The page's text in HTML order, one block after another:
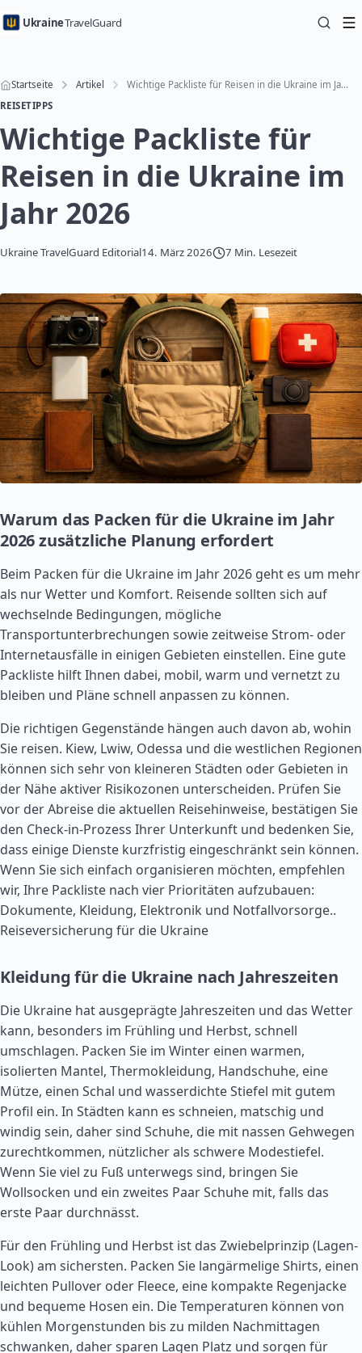
UkraineTravelGuard
Startseite Artikel
Wichtige Packliste für Reisen in die Ukraine im Jahr 2026
REISETIPPS
Wichtige Packliste für
Reisen in die Ukraine im
Jahr 2026
Ukraine TravelGuard Editorial14. März 2026 7 Min. Lesezeit
Warum das Packen für die Ukraine im Jahr
2026 zusätzliche Planung erfordert
Beim Packen für die Ukraine im Jahr 2026 geht es um mehr
als nur Wetter und Komfort. Reisende sollten sich auf
wechselnde Bedingungen, mögliche
Transportunterbrechungen sowie zeitweise Strom- oder
Internetausfälle in einigen Gebieten einstellen. Eine gute
Packliste hilft Ihnen dabei, mobil, warm und vernetzt zu
bleiben und Pläne schnell anpassen zu können.
Die richtigen Gegenstände hängen auch davon ab, wohin
Sie reisen. Kiew, Lwiw, Odessa und die westlichen Regionen
können sich sehr von kleineren Städten oder Gebieten in
der Nähe aktiver Risikozonen unterscheiden. Prüfen Sie
vor der Abreise die aktuellen Reisehinweise, bestätigen Sie
den Check-in-Prozess Ihrer Unterkunft und bedenken Sie,
dass einige Dienste kurzfristig eingeschränkt sein können.
Wenn Sie sich einfach organisieren möchten, empfehlen
wir, Ihre Packliste nach vier Prioritäten aufzubauen:
Dokumente, Kleidung, Elektronik und Notfallvorsorge..
Reiseversicherung für die Ukraine
Kleidung für die Ukraine nach Jahreszeiten
Die Ukraine hat ausgeprägte Jahreszeiten und das Wetter
kann, besonders im Frühling und Herbst, schnell
umschlagen. Packen Sie im Winter einen warmen,
isolierten Mantel, Thermokleidung, Handschuhe, eine
Mütze, einen Schal und wasserdichte Stiefel mit gutem
Profil ein. In Städten kann es schneien, matschig und
windig sein, daher sind Schuhe, die mit nassen Gehwegen
zurechtkommen, nützlicher als schwere Modestiefel.
Wenn Sie viel zu Fuß unterwegs sind, bringen Sie
Wollsocken und ein zweites Paar Schuhe mit, falls das
erste Paar durchnässt.
Für den Frühling und Herbst ist das Zwiebelprinzip (Lagen-
Look) am sichersten. Packen Sie langärmelige Shirts, einen
leichten Pullover oder Fleece, eine kompakte Regenjacke
und bequeme Hosen ein. Die Temperaturen können von
kühlen Morgenstunden bis zu milden Nachmittagen
schwanken, daher sparen Lagen Platz und sorgen für